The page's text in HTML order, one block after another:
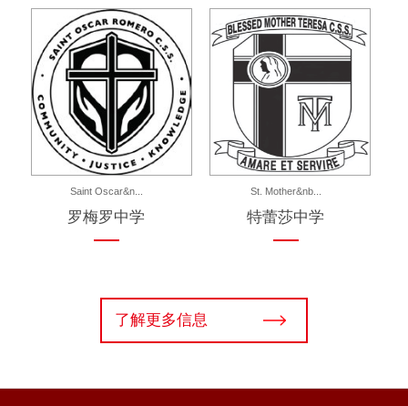
Saint Oscar&n...
罗梅罗中学
St. Mother&nb...
特蕾莎中学
了解更多信息